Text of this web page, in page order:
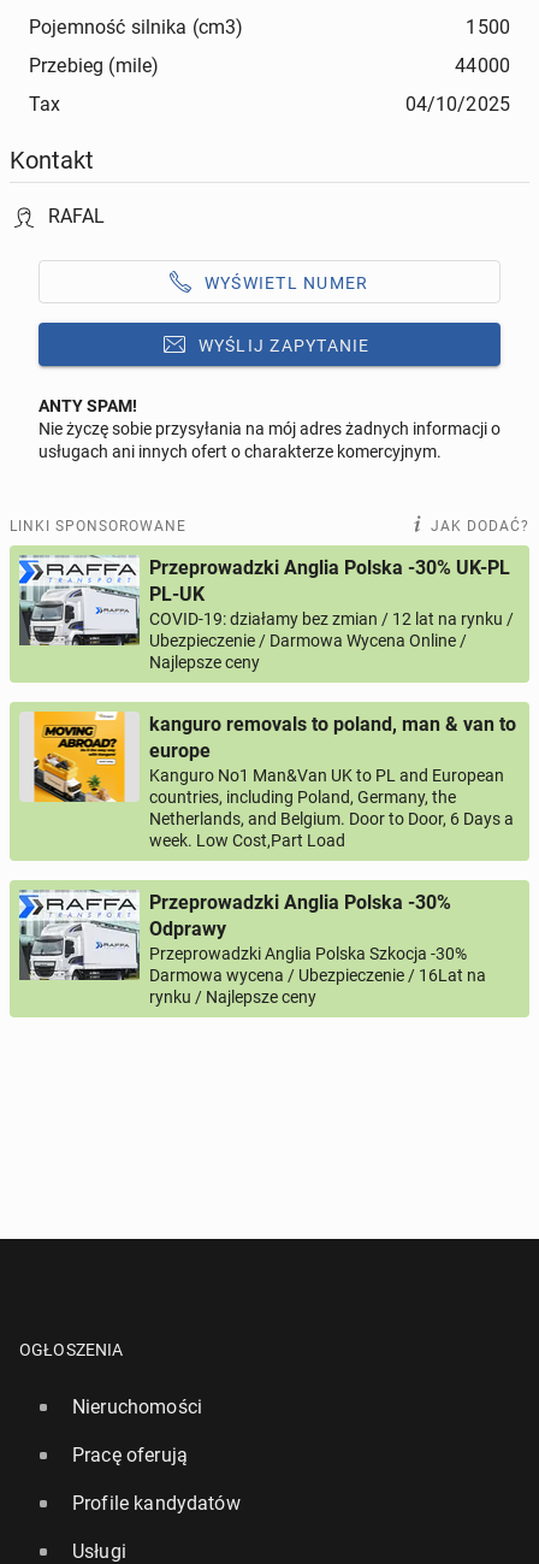
Pojemność silnika (cm3)
1500
Przebieg (mile)
44000
Tax
04/10/2025
Kontakt
RAFAL
WYŚWIETL NUMER
WYŚLIJ ZAPYTANIE
Odpowiedz na ofertę tego ogłoszenia
0 / 1000
Imię i nazwisko
Twój email
Twój telefon
Numer telefon wg wzoru NR KIERUNKOWY KRAJU NR TELEFONU
+44 7123456789 lub +48 221234567
Pytanie aktywujące
ANTY SPAM!
Nie życzę sobie przysyłania na mój adres żadnych informacji o
usługach ani innych ofert o charakterze komercyjnym.
LINKI SPONSOROWANE JAK DODAĆ?
Przeprowadzki Anglia Polska -30% UK-PL
PL-UK
COVID-19: działamy bez zmian / 12 lat na rynku /
Ubezpieczenie / Darmowa Wycena Online /
Najlepsze ceny
kanguro removals to poland, man & van to
europe
Kanguro No1 Man&Van UK to PL and European
countries, including Poland, Germany, the
Netherlands, and Belgium. Door to Door, 6 Days a
week. Low Cost,Part Load
Przeprowadzki Anglia Polska -30%
Odprawy
Przeprowadzki Anglia Polska Szkocja -30%
Darmowa wycena / Ubezpieczenie / 16Lat na
rynku / Najlepsze ceny
OGŁOSZENIA
Nieruchomości
Pracę oferują
Profile kandydatów
Usługi